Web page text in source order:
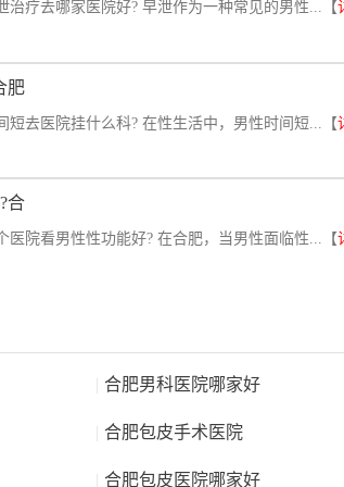
治疗去哪家医院好? 早泄作为一种常见的男性...【
肥
短去医院挂什么科? 在性生活中，男性时间短...【
合
医院看男性性功能好? 在合肥，当男性面临性...【
| 合肥男科医院哪家好
| 合肥包皮手术医院
| 合肥包皮医院哪家好